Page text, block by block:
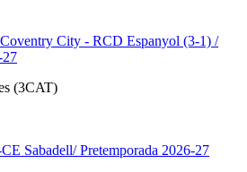
City - RCD Espanyol (3-1) /
27
(3CAT)
Sabadell/ Pretemporada 2026-27